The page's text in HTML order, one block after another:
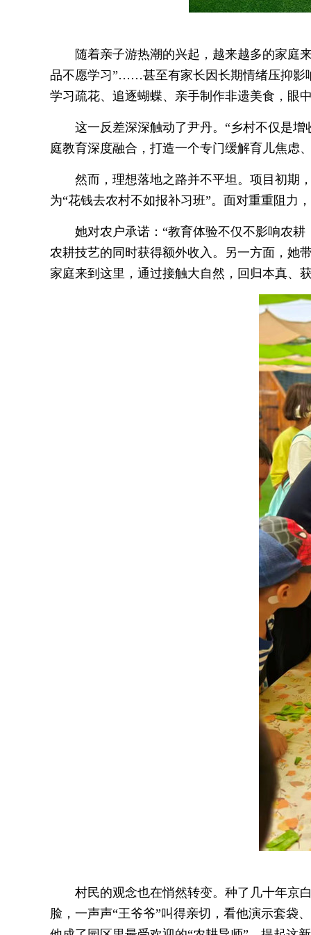
随着亲子游热潮的兴起，越来越多的家庭
品不愿学习”……甚至有家长因长期情绪压抑影
学习疏花、追逐蝴蝶、亲手制作非遗美食，眼
这一反差深深触动了尹丹。“乡村不仅是
庭教育深度融合，打造一个专门缓解育儿焦虑
然而，理想落地之路并不平坦。项目初期
为“花钱去农村不如报补习班”。面对重重阻力
她对农户承诺：“教育体验不仅不影响农
农耕技艺的同时获得额外收入。另一方面，她
家庭来到这里，通过接触大自然，回归本真、
村民的观念也在悄然转变。种了几十年京
脸，一声声“王爷爷”叫得亲切，看他演示套袋